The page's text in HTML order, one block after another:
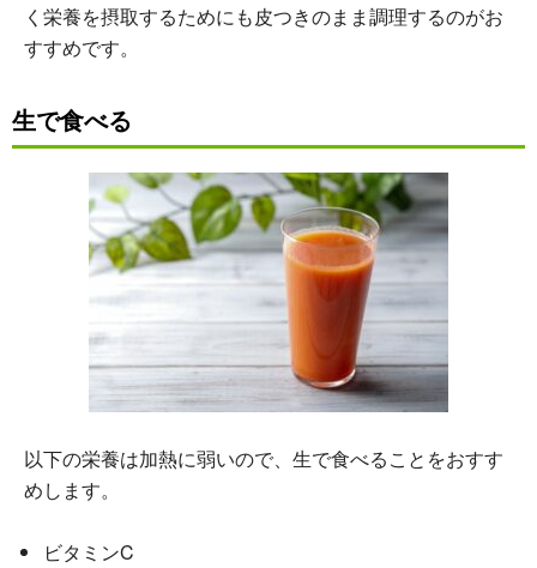
く栄養を摂取するためにも皮つきのまま調理するのがお
すすめです。
生で食べる
以下の栄養は加熱に弱いので、生で食べることをおすす
めします。
ビタミンC